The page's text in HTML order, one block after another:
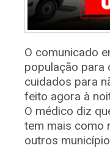
O comunicado
população para
cuidados para
feito agora à
O médico diz
tem mais como
outros